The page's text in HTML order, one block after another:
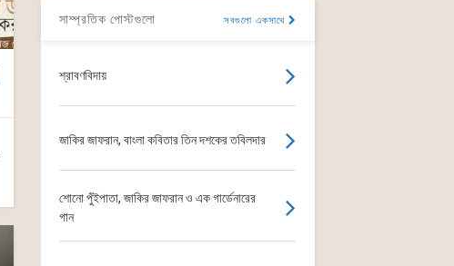
সাম্প্রতিক পোস্টগুলো সবগুলো একসাথে
শ্রাবণবিদায়
জাকির জাফরান, বাংলা কবিতার তিন দশকের তবিলদার
শোনো পুঁইপাতা, জাকির জাফরান ও এক গার্ডেনারের
গান